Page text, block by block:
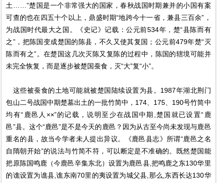
土……”楚国是一个非常强大的国家，春秋战国时期兼并的小国有案
可查的也在四五十个以上，鼎盛时期“地跨今十一省，兼县三百余”，
为战国时代最大之国。《史记》记载：公元前534年，楚“县陈而有
之”，把陈国变成楚国的陈县，不久又使其复国；公元前479年楚“灭
陈而有之”。在楚国这几次灭陈又复陈的过程中，陈国的辖境可能并
未完全恢复，而是逐步被楚国蚕食，灭“大”复“小”。
这些被蚕食的土地可能就被楚国陆续设置为县。1987年湖北荆门
包山二号战国中期楚墓出土的一批竹简中，174、175、190号竹简中
均有“鹿邑人××”的记载，说明至少在战国中期,楚国就已设置“鹿
邑”县。这个“鹿邑”是不是今天的鹿邑？因为从古至今尚未发现与鹿邑
重名的县，故当今学者未人提出异议。《鹿邑县志》所谓“鹿邑之名
自隋朝开始”的说法与竹简不符，可以断定是不准确的。既然楚国能
把原陈国鸣鹿（今鹿邑辛集东北）设置为鹿邑县,把鸣鹿之东130华里
的谯设置为谯县,谯东南70里的夷设置为城父县,那么,东西长达130华